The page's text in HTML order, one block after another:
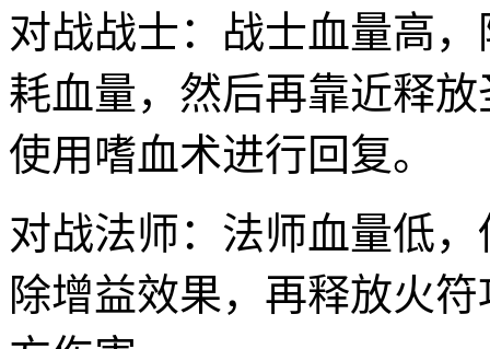
对战战士：战士血量高
耗血量，然后再靠近释
使用嗜血术进行回复。
对战法师：法师血量低
除增益效果，再释放火